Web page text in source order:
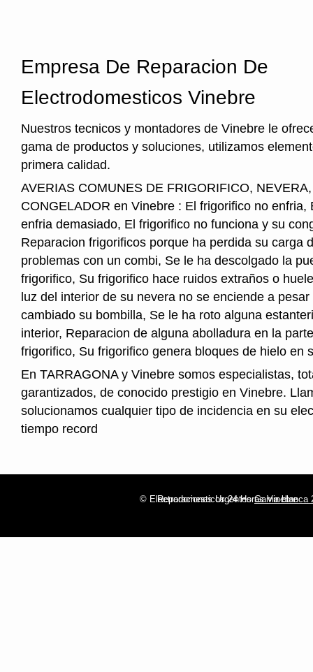
Empresa De Reparacion De
Electrodomesticos Vinebre
Nuestros tecnicos y montadores de Vinebre le
gama de productos y soluciones, utilizamos
primera calidad.
AVERIAS COMUNES DE FRIGORIFICO,
CONGELADOR en Vinebre : El frigorifico no enfria,
enfria demasiado, El frigorifico no funciona y su
Reparacion frigorificos porque ha perdida su carga
problemas con un combi, Se le ha descolgado la
frigorifico, Su frigorifico hace ruidos extraños o
luz del interior de su nevera no se enciende a
cambiado su bombilla, Se le ha roto alguna
interior, Reparacion de alguna abolladura en la
frigorifico, Su frigorifico genera bloques de hielo en
En TARRAGONA y Vinebre somos especialistas,
garantizados, de conocido prestigio en Vinebre.
solucionamos cualquier tipo de incidencia en su
tiempo record
© Electrodomesticos 24 Horas Vinebre
Reparaciones UrgentesGama blanca